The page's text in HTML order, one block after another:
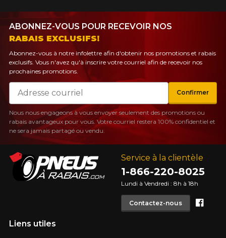
Service à la clientèle
1-866-220-8025
Lundi à Vendredi : 8h à 18h
Contactez-nous
Liens utiles
ABONNEZ-VOUS POUR RECEVOIR NOS
RABAIS EXCLUSIFS!
Abonnez-vous à notre infolettre afin d'obtenir nos promotions et rabais
exclusifs. Vous n'avez qu'à inscrire votre courriel afin de recevoir nos
prochaines promotions.
Courriel
Confirmer
Nous nous engageons à vous envoyer seulement des promotions ou
rabais avantageux pour vous. Votre courriel restera 100% confidentiel et
ne sera jamais partagé ou vendu.